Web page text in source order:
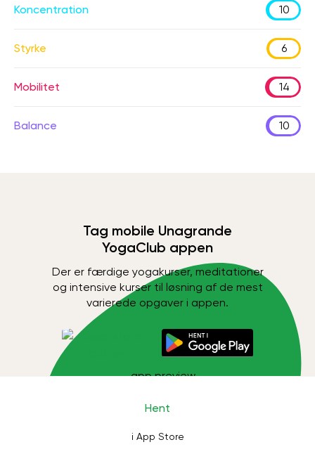
Koncentration 10
Styrke 6
Mobilitet 14
Balance 10
Tag mobile Unagrande
YogaClub appen
Der er færdige yogakurser, meditationer
og intensive kurser til løsning af de mest
varierede opgaver i appen.
Hent
i App Store